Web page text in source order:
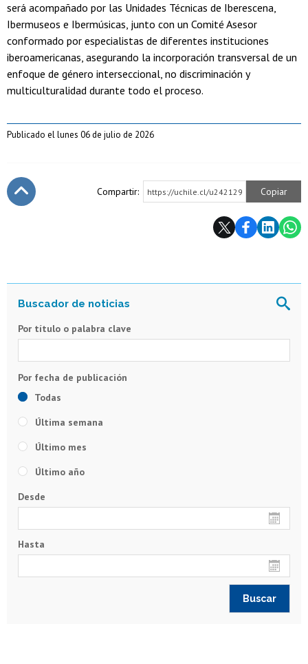
será acompañado por las Unidades Técnicas de Iberescena,
Ibermuseos e Ibermúsicas, junto con un Comité Asesor
conformado por especialistas de diferentes instituciones
iberoamericanas, asegurando la incorporación transversal de un
enfoque de género interseccional, no discriminación y
multiculturalidad durante todo el proceso.
Publicado el lunes 06 de julio de 2026
Compartir: https://uchile.cl/u242129 Copiar
Por título o palabra clave
Todas
Última semana
Último mes
Último año
Desde
Hasta